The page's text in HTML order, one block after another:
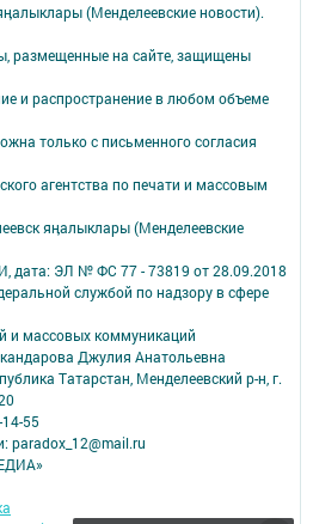
(Менделеевские новости).
размещенные на сайте, защищены
и распространение в любом объеме
только с письменного согласия
агентства по печати и массовым
яӊалыклары (Менделеевские
дата: ЭЛ № ФС 77 - 73819 от 28.09.2018
службой по надзору в сфере
и массовых коммуникаций
Джулия Анатольевна
Татарстан, Менделеевский р-н, г.
55
paradox_12@mail.ru